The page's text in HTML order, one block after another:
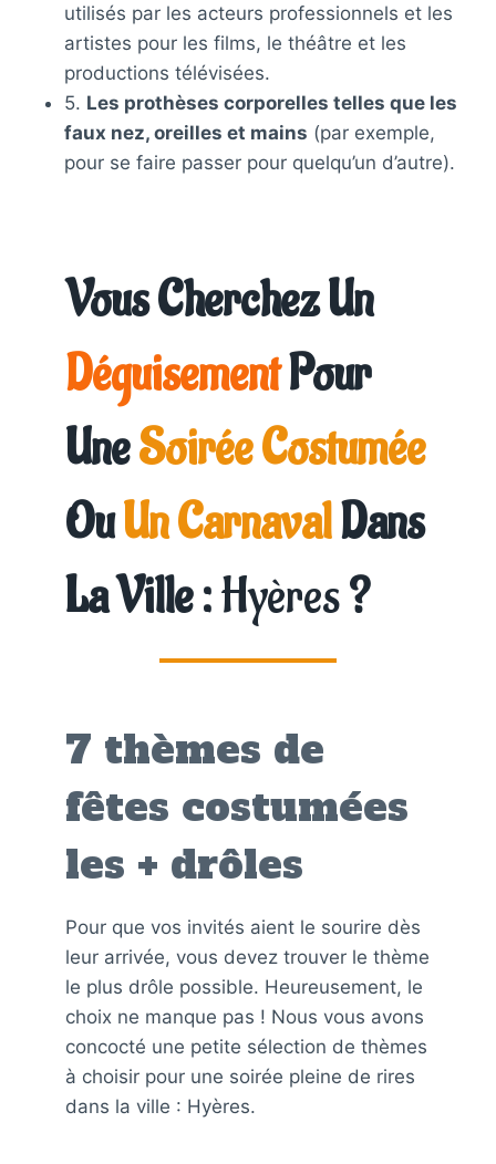
utilisés par les acteurs professionnels et les
artistes pour les films, le théâtre et les
productions télévisées.
5. Les prothèses corporelles telles que les
faux nez, oreilles et mains (par exemple,
pour se faire passer pour quelqu’un d’autre).
Vous Cherchez Un
DéguisementPour
UneSoirée Costumée
OuUn CarnavalDans
La Ville :Hyères?
7 thèmes de
fêtes costumées
les + drôles
Pour que vos invités aient le sourire dès
leur arrivée, vous devez trouver le thème
le plus drôle possible. Heureusement, le
choix ne manque pas ! Nous vous avons
concocté une petite sélection de thèmes
à choisir pour une soirée pleine de rires
dans la ville : Hyères.